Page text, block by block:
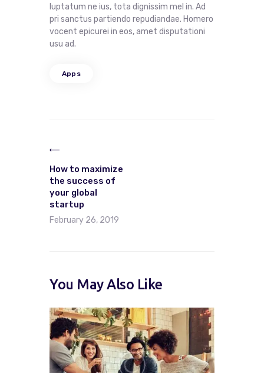
luptatum ne ius, tota dignissim mel in. Ad
pri sanctus partiendo repudiandae. Homero
vocent epicurei in eos, amet disputationi
usu ad.
Apps
How to maximize
the success of
your global
startup
February 26, 2019
You May Also Like